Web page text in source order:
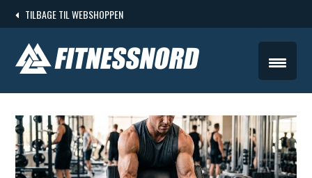
to
content
TILBAGE TIL WEBSHOPPEN